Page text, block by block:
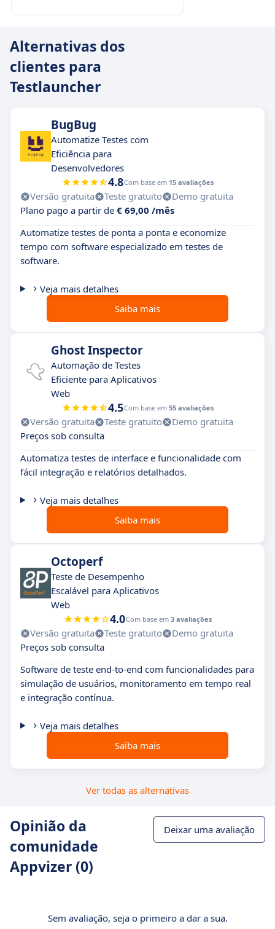
Alternativas dos
clientes para
Testlauncher
BugBug
Automatize Testes com
Eficiência para
Desenvolvedores
4.8Com base em 15 avaliações
Versão gratuita Teste gratuito
Demo gratuita
Plano pago a partir de € 69,00 /mês
Automatize testes de ponta a ponta e economize
tempo com software especializado em testes de
software.
Veja mais detalhes
Saiba mais
Ghost Inspector
Automação de Testes
Eficiente para Aplicativos
Web
4.5Com base em 55 avaliações
Versão gratuita Teste gratuito
Demo gratuita
Preços sob consulta
Automatiza testes de interface e funcionalidade com
fácil integração e relatórios detalhados.
Veja mais detalhes
Saiba mais
Octoperf
Teste de Desempenho
Escalável para Aplicativos
Web
4.0Com base em 3 avaliações
Versão gratuita Teste gratuito
Demo gratuita
Preços sob consulta
Software de teste end-to-end com funcionalidades para
simulação de usuários, monitoramento em tempo real
e integração contínua.
Veja mais detalhes
Saiba mais
Ver todas as alternativas
Opinião da
comunidade
Appvizer (0)
Deixar uma avaliação
Sem avaliação, seja o primeiro a dar a sua.